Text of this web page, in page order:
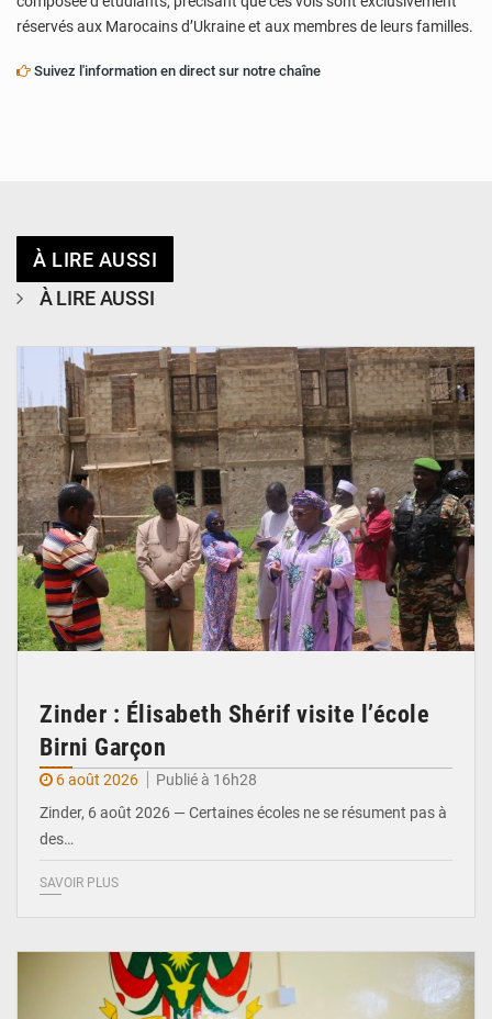
réservés aux Marocains d’Ukraine et aux membres de leurs familles.
Suivez l'information en direct sur notre chaîne
À LIRE AUSSI
À LIRE AUSSI
Zinder : Élisabeth Shérif visite l’école
Birni Garçon
6 août 2026
Publié à 16h28
Zinder, 6 août 2026 — Certaines écoles ne se résument pas à
des…
SAVOIR PLUS